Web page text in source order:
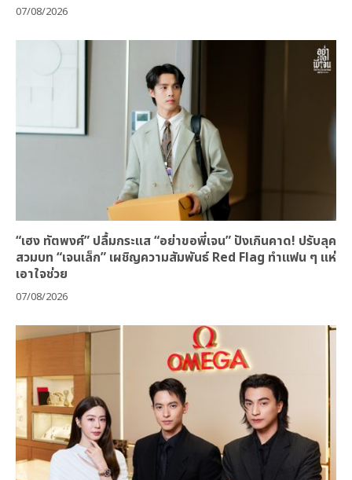
07/08/2026
“เฮง ทัตพงศ์” ปลื้มกระแส “อย่าขอพี่เจน” ปังเกินคาด! ปรับลุค
สวมบท “เจนเล็ก” เผชิญความสัมพันธ์ Red Flag ทำแฟน ๆ แห่
เอาใจช่วย
07/08/2026